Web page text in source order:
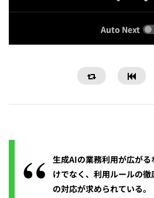
Auto Next
生成AIの業務利用が広が
けでなく、利用ルールの
の対応が求められている。